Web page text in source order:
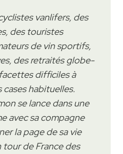
vanlifers, des
des touristes
de vin sportifs,
des retraités globe-
difficiles à
cases habituelles.
se lance dans une
avec sa compagne
la page de sa vie
tour de France des